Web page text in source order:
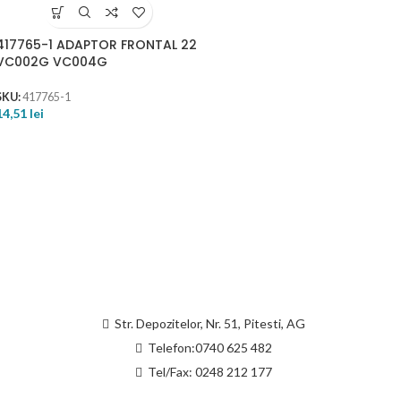
1 ADAPTOR FRONTAL 22
VC004G
417765-1
lei
Str. Depozitelor, Nr. 51, Pitesti, AG
Telefon:0740 625 482
Tel/Fax: 0248 212 177